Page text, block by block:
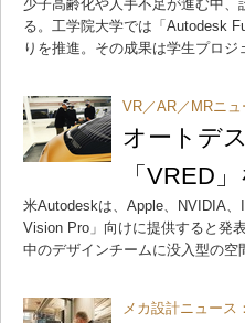
少子高齢化や人手不足が進む中
る。工学院大学では「Autodesk
りを推進。その成果は学生プロ
VR／AR／MRニュ
オートデ
「VRED
米Autodeskは、Apple、NVIDIA
Vision Pro」向けに提供すると発
中のデザインチームに没入型の空
メカ設計ニュース：